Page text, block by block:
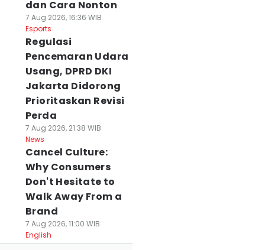
dan Cara Nonton
7 Aug 2026, 16:36 WIB
Esports
Regulasi
Pencemaran Udara
Usang, DPRD DKI
Jakarta Didorong
Prioritaskan Revisi
Perda
7 Aug 2026, 21:38 WIB
News
Cancel Culture:
Why Consumers
Don't Hesitate to
Walk Away From a
Brand
7 Aug 2026, 11:00 WIB
English